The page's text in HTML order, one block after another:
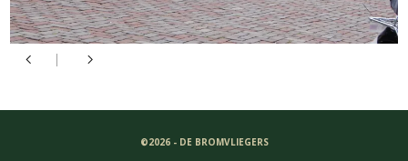
©2026 - DE BROMVLIEGERS